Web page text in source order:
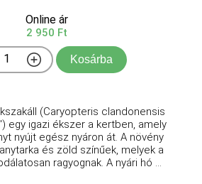
Online ár
2 950 Ft
Kosárba
(Caryopteris clandonensis
egy igazi ékszer a kertben, amely
nyújt egész nyáron át. A növény
és zöld színűek, melyek a
ragyognak. A nyári hó ...